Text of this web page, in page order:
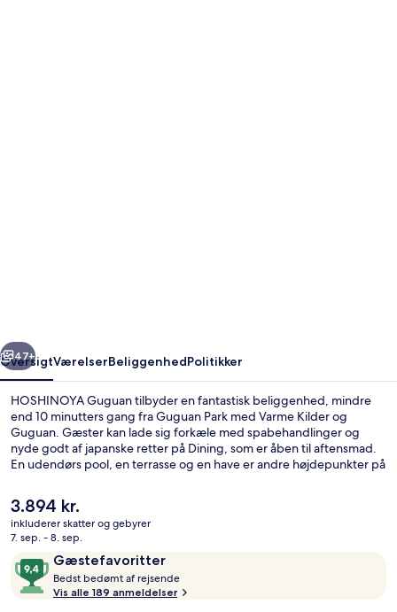
Næste
47+
OversigtVærelserBeliggenhedPolitikker
HOSHINOYA Guguan tilbyder en fantastisk beliggenhed, mindre
end 10 minutters gang fra Guguan Park med Varme Kilder og
Guguan. Gæster kan lade sig forkæle med spabehandlinger og
nyde godt af japanske retter på Dining, som er åben til aftensmad.
En udendørs pool, en terrasse og en have er andre højdepunkter på
generelle forhold.
Den
nuværende
pris
3.894 kr.
3.894 kr.
inkluderer skatter og gebyrer
7. sep. - 8. sep.
AnmeldelserGæstefavoritter
9,4
ud
af
Bedst bedømt af rejsende
e
Vis alle 189 anmeldelser